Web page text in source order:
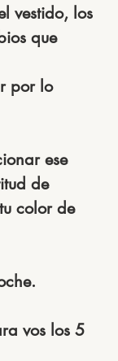
vestido, los
que
por lo
ese
de
color de
vos los 5